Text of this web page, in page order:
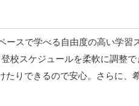
ースで学べる自由度の高い学習
校スケジュールを柔軟に調整で
たりできるので安心。さらに、